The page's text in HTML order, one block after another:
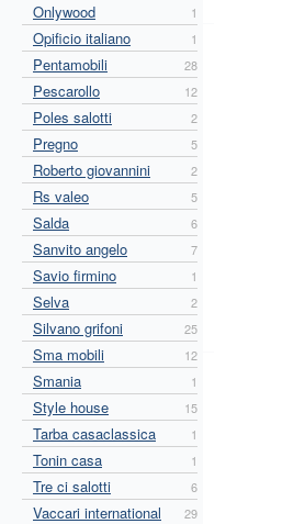
Onlywood 1
Opificio italiano 1
Pentamobili 28
Pescarollo 12
Poles salotti 2
Pregno 5
Roberto giovannini 2
Rs valeo 5
Salda 6
Sanvito angelo 7
Savio firmino 1
Selva 2
Silvano grifoni 25
Sma mobili 12
Smania 1
Style house 15
Tarba casaclassica 1
Tonin casa 1
Tre ci salotti 6
Vaccari international 29